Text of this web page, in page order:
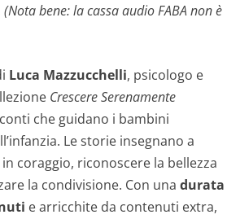
(Nota bene: la cassa audio FABA non è
Luca Mazzucchelli, psicologo e
Crescere Serenamente
che guidano i bambini
Le storie insegnano a
coraggio, riconoscere la bellezza
la condivisione. Con una durata
e arricchite da contenuti extra,